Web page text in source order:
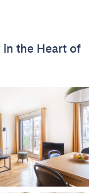
in the Heart of